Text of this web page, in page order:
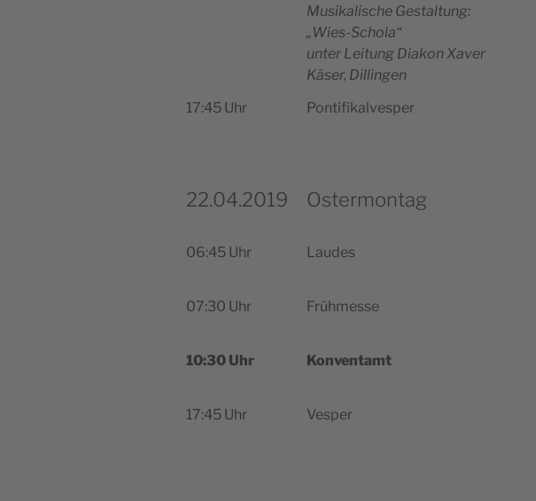
Musi­ka­li­sche Gestal­tung:
„Wies-Scho­la“
unter Lei­tung Dia­kon Xaver
Käser, Dillingen
17:45 Uhr
Pon­ti­fi­kal­ves­per
22.04.2019 Ostermontag
06:45 Uhr Lau­des
07:30 Uhr Früh­mes­se
10:30 Uhr Kon­vent­amt
17:45 Uhr Ves­per